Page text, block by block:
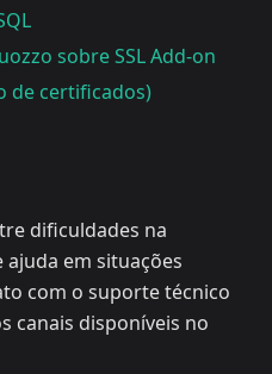
sobre SSL Add-on
de certificados)
dificuldades na
em situações
com o suporte técnico
canais disponíveis no